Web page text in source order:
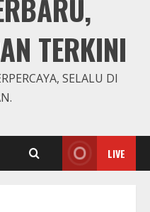
TERKINI
SELALU DI
LIVE